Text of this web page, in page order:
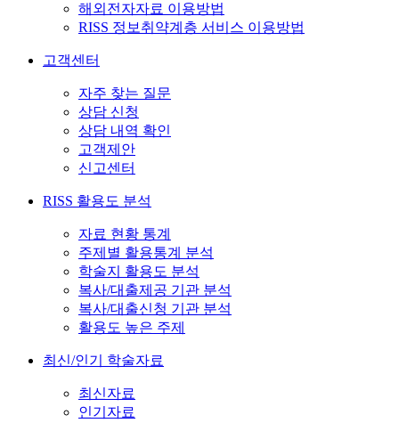
해외전자자료 이용방법
RISS 정보취약계층 서비스 이용방법
고객센터
자주 찾는 질문
상담 신청
상담 내역 확인
고객제안
신고센터
RISS 활용도 분석
자료 현황 통계
주제별 활용통계 분석
학술지 활용도 분석
복사/대출제공 기관 분석
복사/대출신청 기관 분석
활용도 높은 주제
최신/인기 학술자료
최신자료
인기자료